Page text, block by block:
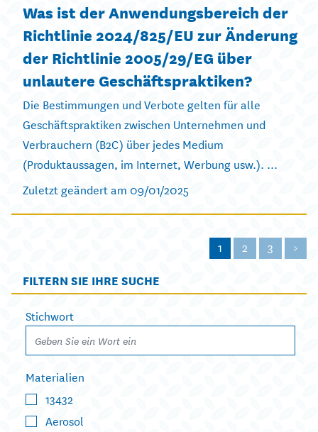
Was ist der Anwendungsbereich der
Richtlinie 2024/825/EU zur Änderung
der Richtlinie 2005/29/EG über
unlautere Geschäftspraktiken?
Die Bestimmungen und Verbote gelten für alle
Geschäftspraktiken zwischen Unternehmen und
Verbrauchern (B2C) über jedes Medium
(Produktaussagen, im Internet, Werbung usw.). ...
Zuletzt geändert am 09/01/2025
1 2 3
>
FILTERN SIE IHRE SUCHE
Stichwort
Materialien
13432
Aerosol